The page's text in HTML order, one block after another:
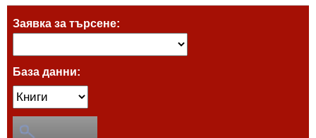
Заявка за търсене:
База данни: